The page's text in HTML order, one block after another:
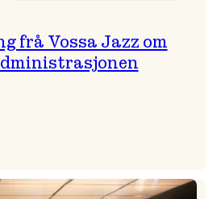
frå Vossa Jazz om